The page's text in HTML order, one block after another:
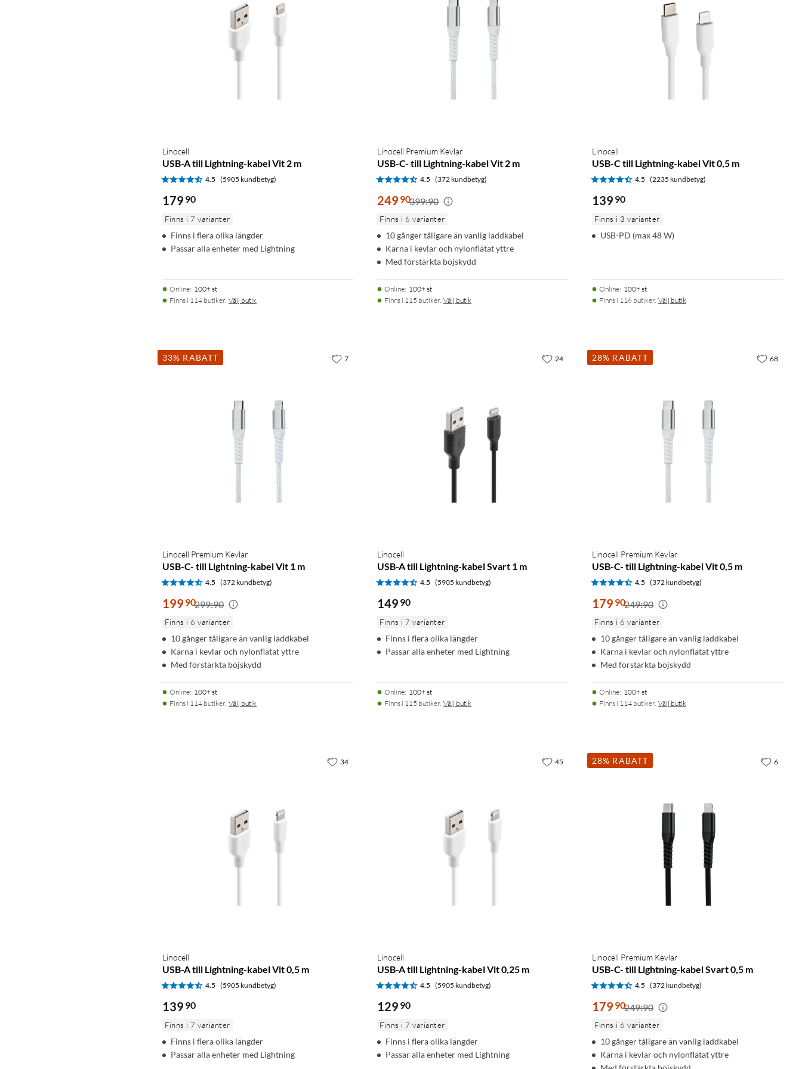
Linocell
USB-A till Lightning-kabel Vit 2 m
4.5 (5905 kundbetyg)
179 90
Finns i 7 varianter
Finns i flera olika längder
Passar alla enheter med Lightning
Online: 100+ st
Finns i 114 butiker. Välj butik
Linocell Premium Kevlar
USB-C- till Lightning-kabel Vit 2 m
4.5 (372 kundbetyg)
249 90399:90
Finns i 6 varianter
10 gånger tåligare än vanlig laddkabel
Kärna i kevlar och nylonflätat yttre
Med förstärkta böjskydd
Online: 100+ st
Finns i 115 butiker. Välj butik
Linocell
USB-C till Lightning-kabel Vit 0,5 m
4.5 (2235 kundbetyg)
139 90
Finns i 3 varianter
USB-PD (max 48 W)
Online: 100+ st
Finns i 116 butiker. Välj butik
33% RABATT
Linocell Premium Kevlar
USB-C- till Lightning-kabel Vit 1 m
4.5 (372 kundbetyg)
199 90299:90
Finns i 6 varianter
10 gånger tåligare än vanlig laddkabel
Kärna i kevlar och nylonflätat yttre
Med förstärkta böjskydd
Online: 100+ st
Finns i 114 butiker. Välj butik
7
Linocell
USB-A till Lightning-kabel Svart 1 m
4.5 (5905 kundbetyg)
149 90
Finns i 7 varianter
Finns i flera olika längder
Passar alla enheter med Lightning
Online: 100+ st
Finns i 115 butiker. Välj butik
24 28% RABATT
Linocell Premium Kevlar
USB-C- till Lightning-kabel Vit 0,5 m
4.5 (372 kundbetyg)
179 90249:90
Finns i 6 varianter
10 gånger tåligare än vanlig laddkabel
Kärna i kevlar och nylonflätat yttre
Med förstärkta böjskydd
Online: 100+ st
Finns i 114 butiker. Välj butik
68
Linocell
USB-A till Lightning-kabel Vit 0,5 m
4.5 (5905 kundbetyg)
139 90
Finns i 7 varianter
Finns i flera olika längder
Passar alla enheter med Lightning
34
Linocell
USB-A till Lightning-kabel Vit 0,25 m
4.5 (5905 kundbetyg)
129 90
Finns i 7 varianter
Finns i flera olika längder
Passar alla enheter med Lightning
45 28% RABATT
Linocell Premium Kevlar
USB-C- till Lightning-kabel Svart 0,5 m
4.5 (372 kundbetyg)
179 90249:90
Finns i 6 varianter
10 gånger tåligare än vanlig laddkabel
Kärna i kevlar och nylonflätat yttre
6